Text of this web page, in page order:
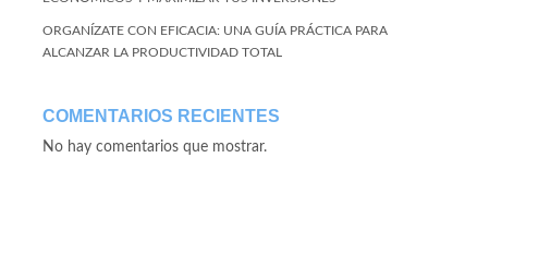
ORGANÍZATE CON EFICACIA: UNA GUÍA PRÁCTICA PARA
ALCANZAR LA PRODUCTIVIDAD TOTAL
COMENTARIOS RECIENTES
No hay comentarios que mostrar.